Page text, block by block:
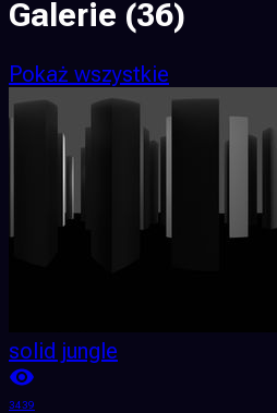
Galerie (36)
Pokaż wszystkie
solid jungle
3439